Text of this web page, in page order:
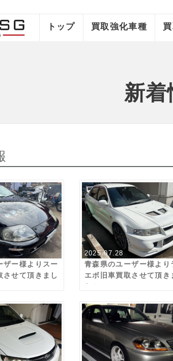
トップ 買取強化車種
新
ザー様よりスー
させて頂きまし
2025.07.28
青森県のユーザー様より
エボ旧車買取させて頂き
た！